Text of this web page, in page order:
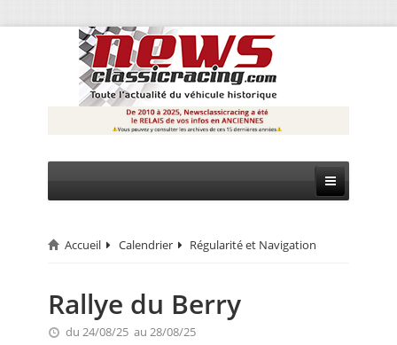
CIRCUIT
RALLYE
MONTAGNE
Accueil Calendrier Régularité et Navigation
Rallye du Berry
du 24/08/25 au 28/08/25